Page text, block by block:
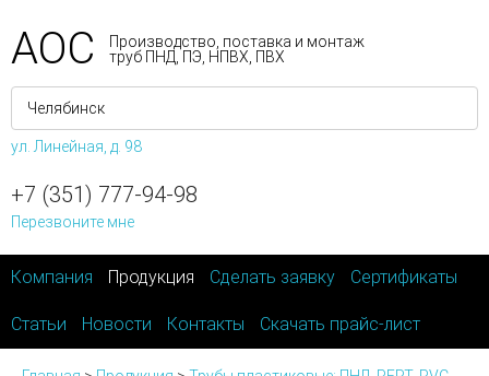
АОС
Производство, поставка и монтаж
труб ПНД, ПЭ, НПВХ, ПВХ
ул. Линейная, д. 98
+7 (351) 777-94-98
Перезвоните мне
Компания Продукция Сделать заявку Сертификаты
Статьи Новости Контакты Скачать прайс-лист